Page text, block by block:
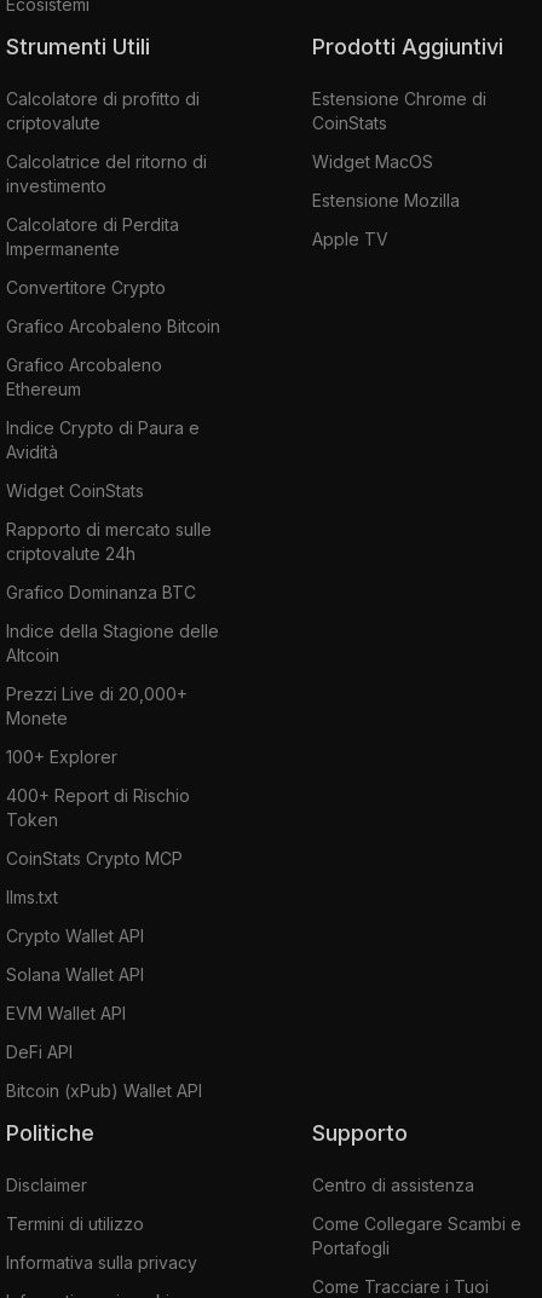
Strumenti Utili
Calcolatore di profitto di
criptovalute
Calcolatrice del ritorno di
investimento
Calcolatore di Perdita
Impermanente
Convertitore Crypto
Grafico Arcobaleno Bitcoin
Grafico Arcobaleno
Ethereum
Indice Crypto di Paura e
Avidità
Widget CoinStats
Rapporto di mercato sulle
criptovalute 24h
Grafico Dominanza BTC
Indice della Stagione delle
Altcoin
Prezzi Live di 20,000+
Monete
100+ Explorer
400+ Report di Rischio
Token
CoinStats Crypto MCP
llms.txt
Crypto Wallet API
Solana Wallet API
EVM Wallet API
DeFi API
Bitcoin (xPub) Wallet API
Prodotti Aggiuntivi
Estensione Chrome di
CoinStats
Widget MacOS
Estensione Mozilla
Apple TV
Politiche
Disclaimer
Termini di utilizzo
Informativa sulla privacy
Supporto
Centro di assistenza
Come Collegare Scambi e
Portafogli
Come Tracciare i Tuoi